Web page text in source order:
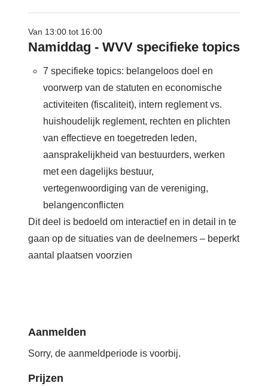
Van 13:00 tot 16:00
Namiddag - WVV specifieke topics
7 specifieke topics: belangeloos doel en
voorwerp van de statuten en economische
activiteiten (fiscaliteit), intern reglement vs.
huishoudelijk reglement, rechten en plichten
van effectieve en toegetreden leden,
aansprakelijkheid van bestuurders, werken
met een dagelijks bestuur,
vertegenwoordiging van de vereniging,
belangenconflicten
Dit deel is bedoeld om interactief en in detail in te
gaan op de situaties van de deelnemers – beperkt
aantal plaatsen voorzien
Aanmelden
Sorry, de aanmeldperiode is voorbij.
Prijzen